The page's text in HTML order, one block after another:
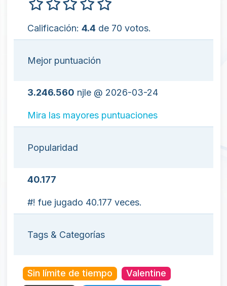
Calificación: 4.4 de 70 votos.
Mejor puntuación
3.246.560 njle @ 2026-03-24
Mira las mayores puntuaciones
Popularidad
40.177
#! fue jugado 40.177 veces.
Tags & Categorías
Sin límite de tiempo
Valentine